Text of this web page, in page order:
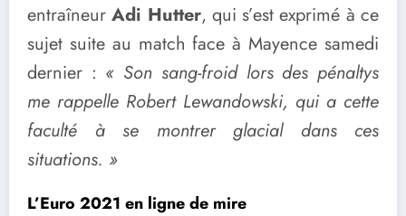
entraîneurAdi Hutter, qui s’est exprimé à ce
sujet suite au match face à Mayence samedi
dernier : « Son sang-froid lors des pénaltys
me rappelle Robert Lewandowski, qui a cette
faculté à se montrer glacial dans ces
situations. »
L’Euro 2021 en ligne de mire